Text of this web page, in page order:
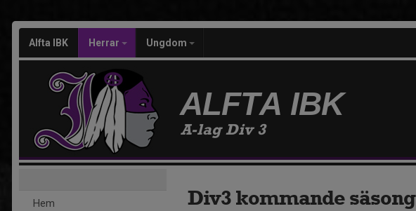
Alfta IBK Herrar Ungdom
ALFTA IBK
A-lag Div 3
Hem Div3 kommande säsong